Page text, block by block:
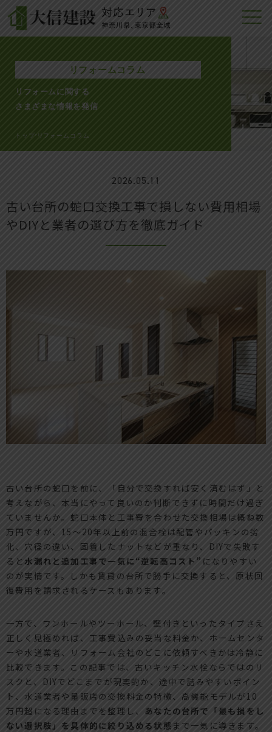
リフォームコラム
リフォームに関する
さまざまな情報を発信
トップ >リフォームコラム
2026.05.11
古い台所の蛇口交換工事で損しない費用相場
やDIYと業者の選び方を徹底ガイド
古い台所の蛇口を前に、「自分で交換すれば安く済むはず」と
考えながら、本当にやって良いのか判断できずに時間だけ過ぎ
ていませんか。蛇口本体と工事費を合わせた交換相場は概ね数
万円ですが、15〜20年以上前の混合栓は配管やパッキンの劣
化、穴径の違い、固着したナットなどが重なり、DIYで失敗す
ると水漏れと追加工事で一気に“逆転高コスト” になりやすい
のが実情です。しかも賃貸の台所で勝手に交換すると、原状回
復費用を請求されるケースもあります。
一方で、ワンホールやツーホール、壁付きといったタイプさえ
正しく見極めれば、工事費込みの妥当な料金か、ホームセンタ
ーや水道業者、リフォーム会社のどこに依頼すべきかは冷静に
比較できます。この記事では、古いキッチン水栓ならではのリ
スクと、DIYでどこまでが現実的か、途中で詰みやすいポイン
ト、水道業者や量販店の交換料金の特徴、高機能モデルが10
万円超になる理由までを整理し、 あなたの台所で「最も損をし
ない選択肢」を具体的に絞り込める状態 まで一気に導きます。